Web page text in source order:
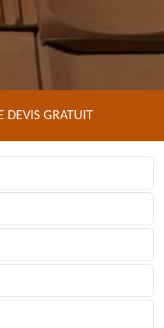
DEVIS GRATUIT